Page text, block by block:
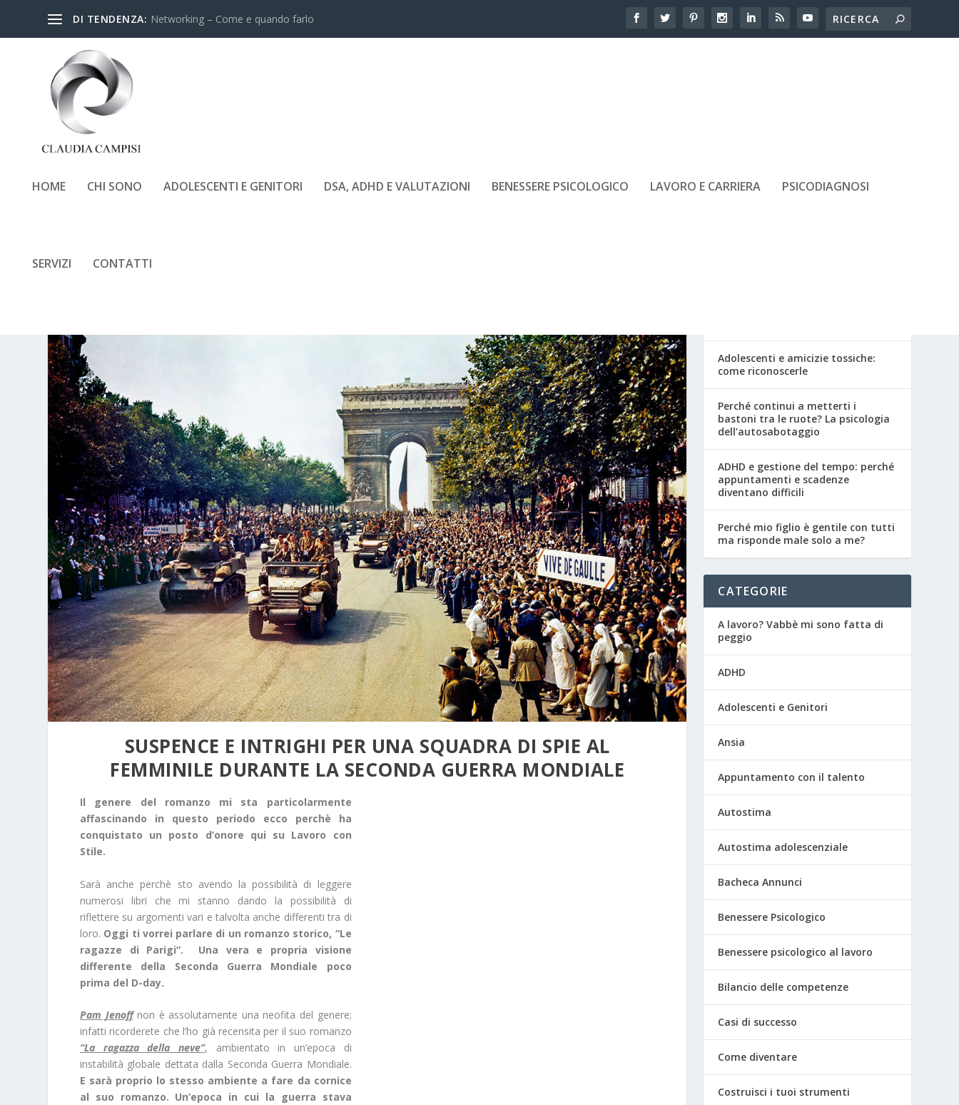
DI TENDENZA: Networking – Come e quando farlo
HOME CHI SONO ADOLESCENTI E GENITORI DSA, ADHD E VALUTAZIONI BENESSERE PSICOLOGICO LAVORO E CARRIERA PSICODIAGNOSI
SERVIZI CONTATTI
SUSPENCE E INTRIGHI PER UNA SQUADRA DI SPIE AL
FEMMINILE DURANTE LA SECONDA GUERRA MONDIALE
Il genere del romanzo mi sta particolarmente
affascinando in questo periodo ecco perchè ha
conquistato un posto d’onore qui su Lavoro con
Stile.
Sarà anche perchè sto avendo la possibilità di leggere
numerosi libri che mi stanno dando la possibilità di
riflettere su argomenti vari e talvolta anche differenti tra di
loro. Oggi ti vorrei parlare di un romanzo storico, “Le
ragazze di Parigi”.
Una vera e propria visione
differente della Seconda Guerra Mondiale poco
prima del D-day.
Pam Jenoffnon è assolutamente una neofita del genere;
infatti ricorderete che l’ho già recensita per il suo romanzo
“La ragazza della neve”, ambientato in un’epoca di
instabilità globale dettata dalla Seconda Guerra Mondiale.
E sarà proprio lo stesso ambiente a fare da cornice
al suo romanzo. Un’epoca in cui la guerra stava
Adolescenti e amicizie tossiche:
come riconoscerle
Perché continui a metterti i
bastoni tra le ruote? La psicologia
dell’autosabotaggio
ADHD e gestione del tempo: perché
appuntamenti e scadenze
diventano difficili
Perché mio figlio è gentile con tutti
ma risponde male solo a me?
CATEGORIE
A lavoro? Vabbè mi sono fatta di
peggio
ADHD
Adolescenti e Genitori
Ansia
Appuntamento con il talento
Autostima
Autostima adolescenziale
Bacheca Annunci
Benessere Psicologico
Benessere psicologico al lavoro
Bilancio delle competenze
Casi di successo
Come diventare
Costruisci i tuoi strumenti